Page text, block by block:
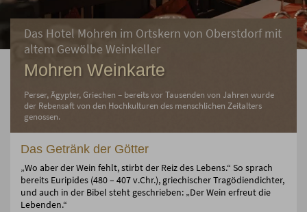
Das Hotel Mohren im Ortskern von Oberstdorf mit
altem Gewölbe Weinkeller
Mohren Weinkarte
Perser, Ägypter, Griechen – bereits vor Tausenden von Jahren wurde
der Rebensaft von den Hochkulturen des menschlichen Zeitalters
genossen.
Das Getränk der Götter
„Wo aber der Wein fehlt, stirbt der Reiz des Lebens.“ So sprach
bereits Euripides (480 – 407 v.Chr.), griechischer Tragödiendichter,
und auch in der Bibel steht geschrieben: „Der Wein erfreut die
Lebenden.“